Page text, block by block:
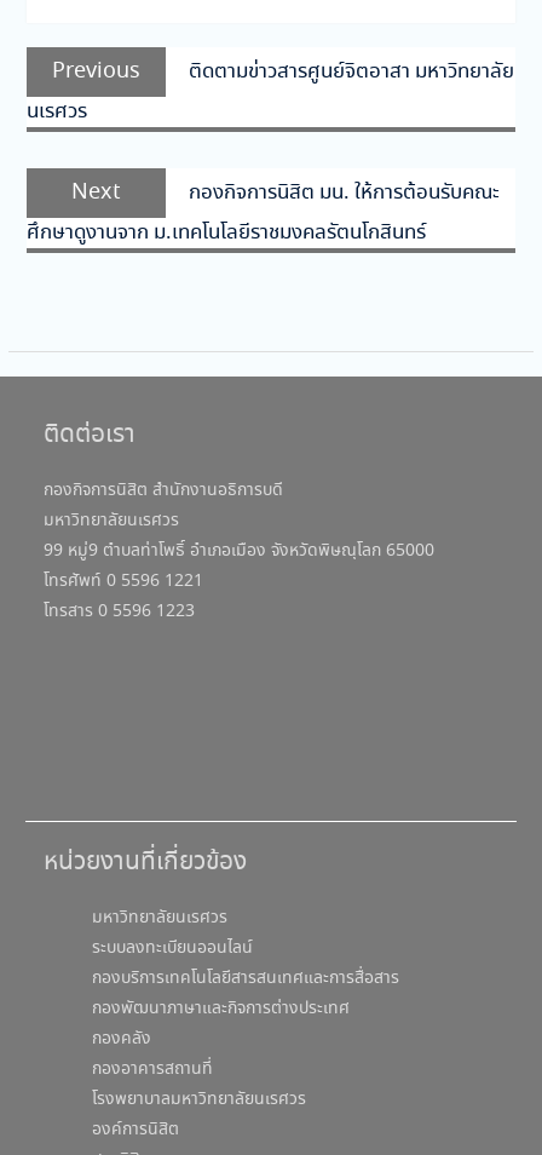
แนะแนว
เรื่อง
Previous
Previous
post:
ติดตามข่าวสารศูนย์จิตอาสา มหาวิทยาลัย
นเรศวร
Next
Next
post:
กองกิจการนิสิต มน. ให้การต้อนรับคณะ
ศึกษาดูงานจาก ม.เทคโนโลยีราชมงคลรัตนโกสินทร์
ติดต่อเรา
กองกิจการนิสิต สำนักงานอธิการบดี
มหาวิทยาลัยนเรศวร
99 หมู่9 ตำบลท่าโพธิ์ อำเภอเมือง จังหวัดพิษณุโลก 65000
โทรศัพท์ 0 5596 1221
โทรสาร 0 5596 1223
หน่วยงานที่เกี่ยวข้อง
มหาวิทยาลัยนเรศวร
ระบบลงทะเบียนออนไลน์
กองบริการเทคโนโลยีสารสนเทศและการสื่อสาร
กองพัฒนาภาษาและกิจการต่างประเทศ
กองคลัง
กองอาคารสถานที่
โรงพยาบาลมหาวิทยาลัยนเรศวร
องค์การนิสิต